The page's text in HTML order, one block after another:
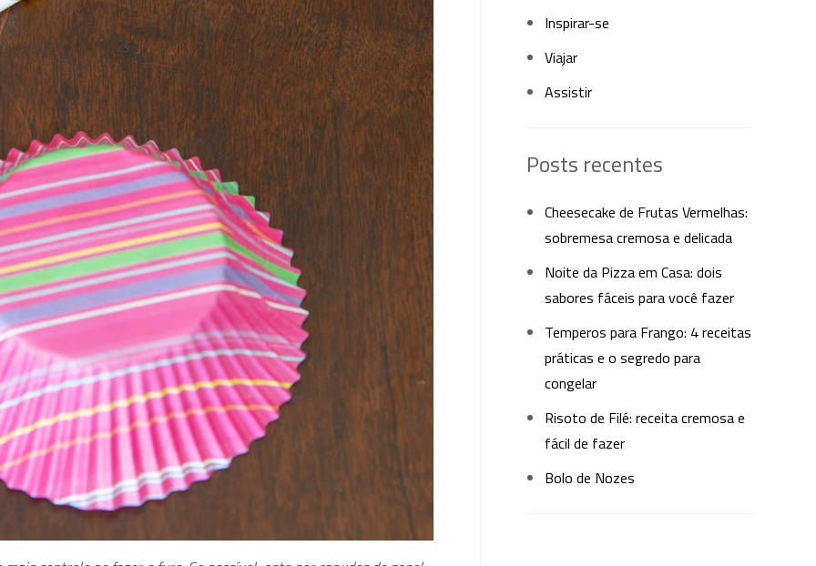
Inspirar-se
Viajar
Assistir
Posts recentes
Cheesecake de Frutas Vermelhas:
sobremesa cremosa e delicada
Noite da Pizza em Casa: dois
sabores fáceis para você fazer
Temperos para Frango: 4 receitas
práticas e o segredo para
congelar
Risoto de Filé: receita cremosa e
fácil de fazer
Bolo de Nozes